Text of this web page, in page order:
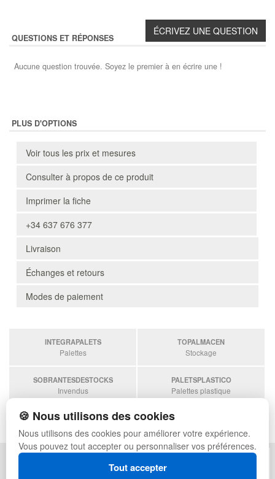
QUESTIONS ET RÉPONSES
Aucune question trouvée. Soyez le premier à en écrire une !
PLUS D'OPTIONS
Voir tous les prix et mesures
Consulter à propos de ce produit
Imprimer la fiche
+34 637 676 377
Livraison
Échanges et retours
Modes de paiement
INTEGRAPALETS
Palettes
TOPALMACEN
Stockage
SOBRANTESDESTOCKS
Invendus
PALETSPLASTICO
Palettes plastique
ESTANTERIASKIT
Estanterias
POLITIQUE DE CONFIDENTIALITÉ
PLAN DU SITE
🍪 Nous utilisons des cookies
Nous utilisons des cookies pour améliorer votre expérience.
Vous pouvez tout accepter ou personnaliser vos préférences.
Tout accepter